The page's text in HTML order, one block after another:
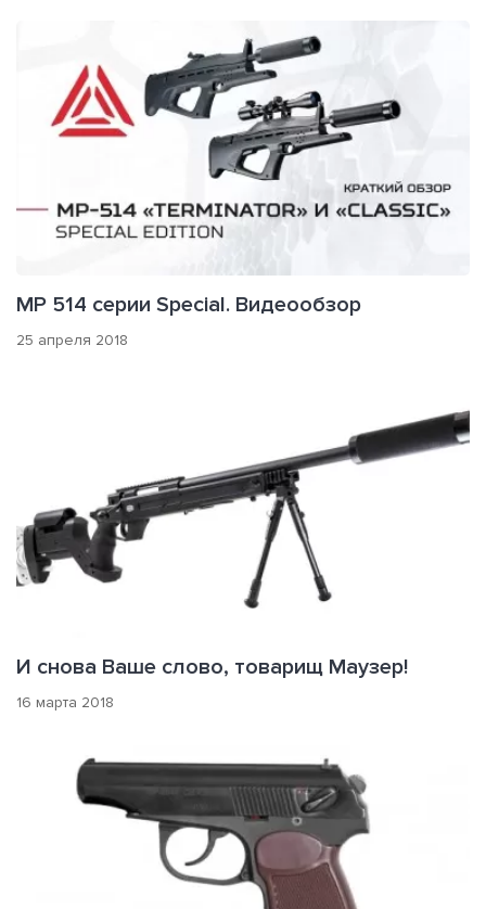
МР 514 серии Special. Видеообзор
25 апреля 2018
И снова Ваше слово, товарищ Маузер!
16 марта 2018